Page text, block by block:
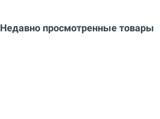
Недавно просмотренные товары